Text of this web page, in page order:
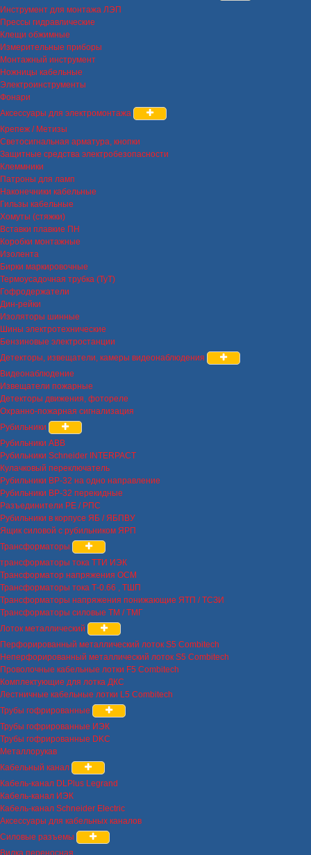
Инструмент для монтажа ЛЭП
Прессы гидравлические
Клещи обжимные
Измерительные приборы
Монтажный инструмент
Ножницы кабельные
Электроинструменты
Фонари
Аксессуары для электромонтажа
Крепеж / Метизы
Светосигнальная арматура, кнопки
Защитные средства электробезопасности
Клеммники
Патроны для ламп
Наконечники кабельные
Гильзы кабельные
Хомуты (стяжки)
Вставки плавкие ПН
Коробки монтажные
Изолента
Бирки маркировочные
Термоусадочная трубка (ТуТ)
Гофродержатели
Дин-рейки
Изоляторы шинные
Шины электротехнические
Бензиновые электростанции
Детекторы, извещатели, камеры видеонаблюдения
Видеонаблюдение
Извещатели пожарные
Детекторы движения, фотореле
Охранно-пожарная сигнализация
Рубильники
Рубильники ABB
Рубильники Schneider INTERPACT
Кулачковый переключатель
Рубильники ВР-32 на одно направление
Рубильники ВР-32 перекидные
Разъединители РЕ / РПС
Рубильники в корпусе ЯБ / ЯБПВУ
Ящик силовой с рубильником ЯРП
Трансформаторы
трансформаторы тока ТТИ ИЭК
Трансформатор напряжения ОСМ
Трансформаторы тока Т-0.66 , ТШП
Трансформаторы напряжения понижающие ЯТП / ТСЗИ
Трансформаторы силовые ТМ / ТМГ
Лоток металлический
Перфорированный металлический лоток S5 Combitech
Неперфорированный металлический лоток S5 Combitech
Проволочные кабельные лотки F5 Combitech
Комплектующие для лотка ДКС
Лестничные кабельные лотки L5 Combitech
Трубы гофрированные
Трубы гофрированные ИЭК
Трубы гофрированные DKC
Металлорукав
Кабельный канал
Кабель-канал DLPlus Legrand
Кабель-канал ИЭК
Кабель-канал Schneider Electric
Аксессуары для кабельных каналов
Силовые разъемы